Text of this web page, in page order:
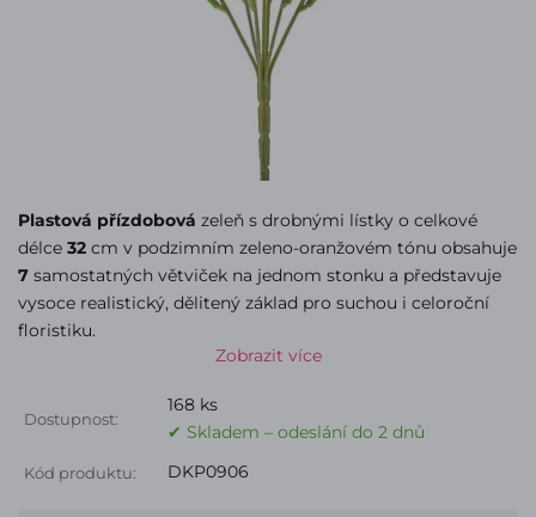
Plastová přízdobová zeleň s drobnými lístky o celkové
délce 32 cm v podzimním zeleno-oranžovém tónu obsahuje
7 samostatných větviček na jednom stonku a představuje
vysoce realistický, dělitený základ pro suchou i celoroční
floristiku.
Zobrazit více
Dostupnost:
168 ks
✔ Skladem – odeslání do 2 dnů
Kód produktu: DKP0906